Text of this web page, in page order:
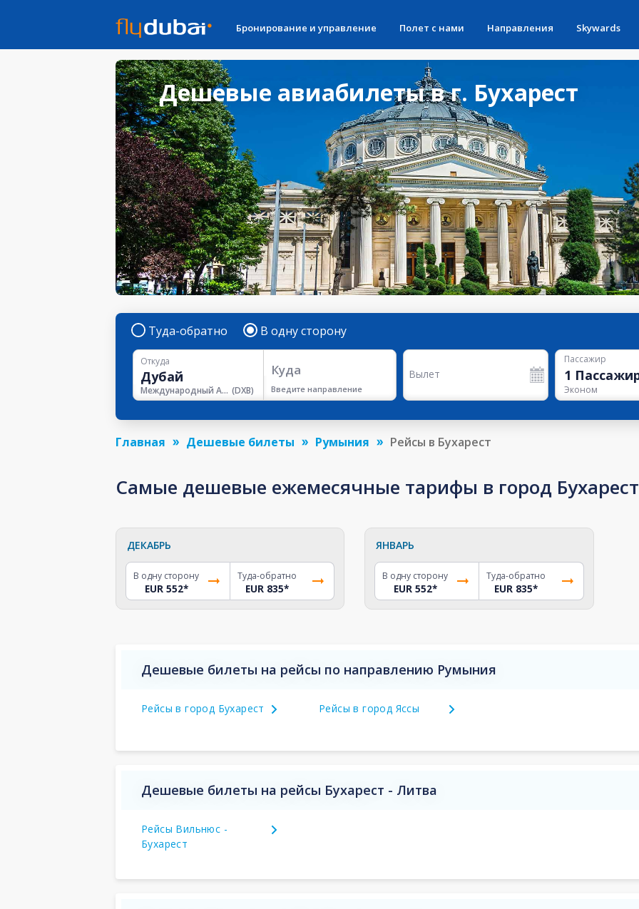
Бронирование и управление Полет с нами Направления Skywards
Дешевые авиабилеты в г. Бухарест
Туда-обратно В одну сторону
Откуда
Международный Аэропорт Дубая (DXB)
Куда
Введите направление
Вылет
Пассажир
1
Эконом
Главная Дешевые билеты Румыния Рейсы в Бухарест
Самые дешевые ежемесячные тарифы в город Бухарест
ДЕКАБРЬ
В одну сторону
EUR 552*
Туда-обратно
EUR 835*
ЯНВАРЬ
В одну сторону
EUR 552*
Туда-обратно
EUR 835*
Дешевые билеты на рейсы по направлению Румыния
Рейсы в город Бухарест Рейсы в город Яссы
Дешевые билеты на рейсы Бухарест - Литва
Рейсы Вильнюс -
Бухарест